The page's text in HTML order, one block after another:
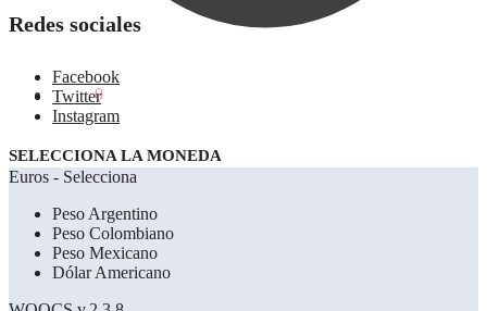
0.00€ 0
Redes sociales
Facebook
Twitter
Instagram
SELECCIONA LA MONEDA
Euros - Selecciona
Peso Argentino
Peso Colombiano
Peso Mexicano
Dólar Americano